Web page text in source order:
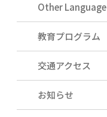
Other Language
教育プログラム
交通アクセス
お知らせ